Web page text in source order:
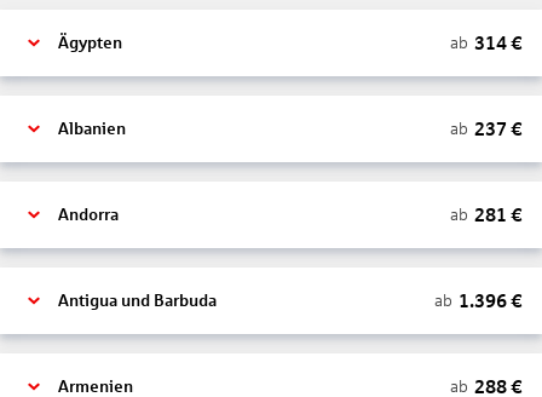
Ägypten ab 314€
Albanien ab 237 €
Andorra ab 281 €
Antigua und Barbuda ab 1.396€
Armenien ab 288€